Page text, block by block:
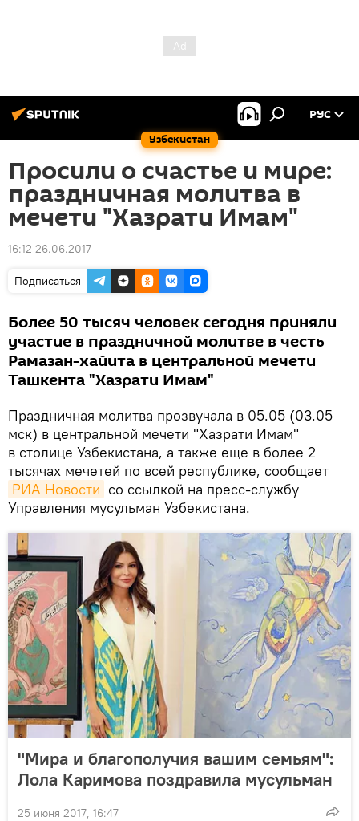
Узбекистан
РУС
Просили о счастье и мире:
праздничная молитва в
мечети "Хазрати Имам"
16:12 26.06.2017
Подписаться
Более 50 тысяч человек сегодня приняли
участие в праздничной молитве в честь
Рамазан-хайита в центральной мечети
Ташкента "Хазрати Имам"
Праздничная молитва прозвучала в 05.05 (03.05
мск) в центральной мечети "Хазрати Имам"
в столице Узбекистана, а также еще в более 2
тысячах мечетей по всей республике, сообщает
РИА Новости со ссылкой на пресс-службу
Управления мусульман Узбекистана.
"Мира и благополучия вашим семьям":
Лола Каримова поздравила мусульман
25 июня 2017, 16:47